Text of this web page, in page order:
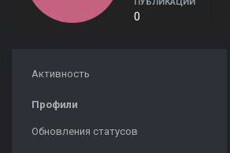
ПУБЛИКАЦИЙ
0
Активность
Профили
Обновления статусов